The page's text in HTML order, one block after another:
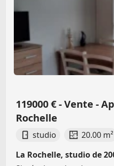
119000 € - Vente -
Rochelle
studio
20.00 m²
La Rochelle, studio de